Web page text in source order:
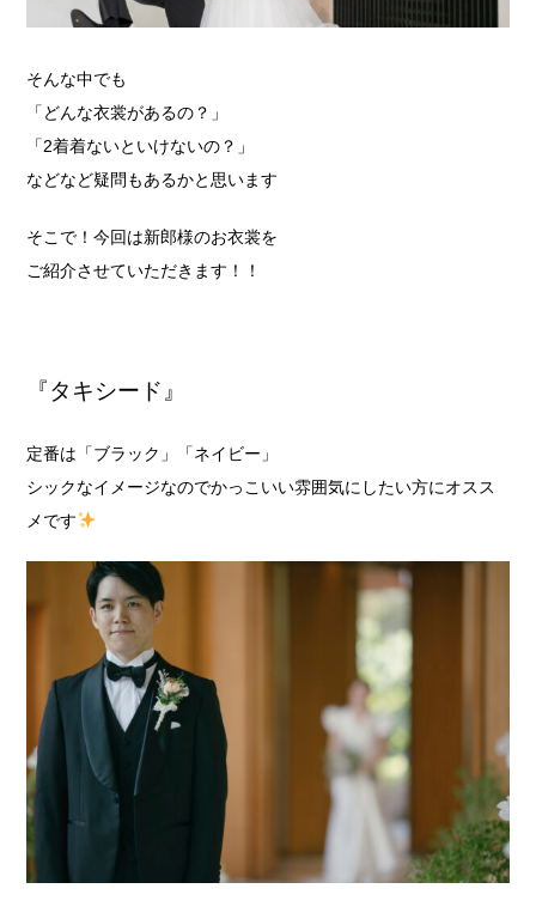
そんな中でも
「どんな衣裳があるの？」
「2着着ないといけないの？」
などなど疑問もあるかと思います
そこで！今回は新郎様のお衣裳を
ご紹介させていただきます！！
『タキシード』
定番は「ブラック」「ネイビー」
シックなイメージなのでかっこいい雰囲気にしたい方にオスス
メです